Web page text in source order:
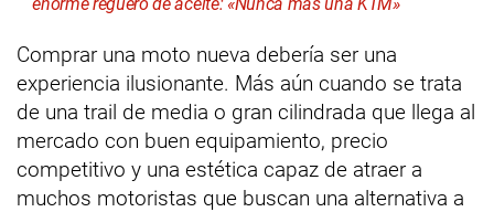
Comprar una moto nueva debería ser una
experiencia ilusionante. Más aún cuando se trata
de una trail de media o gran cilindrada que llega al
mercado con buen equipamiento, precio
competitivo y una estética capaz de atraer a
muchos motoristas que buscan una alternativa a